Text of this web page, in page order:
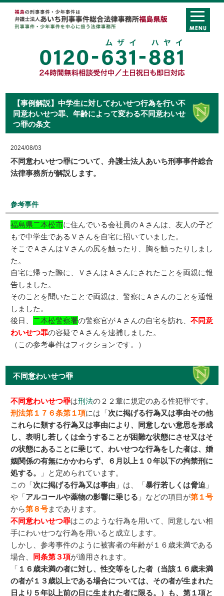
【事例解説】中学生に対してわいせつ行為を行い不
同意わいせつ罪、年齢によって変わる不同意わいせ
つ罪の条文
2024/08/03
不同意わいせつ罪について、弁護士法人あいち刑事事件総合
法律事務所が解説します。
参考事件
福島県二本松市に住んでいる会社員のＡさんは、友人の子ど
もで中学生であるＶさんを自宅に招いていました。
そこでＡさんはＶさんの尻を触ったり、胸を触ったりしまし
た。
自宅に帰った際に、ＶさんはＡさんにされたことを両親に報
告しました。
そのことを聞いたことで両親は、警察にＡさんのことを通報
しました。
後日、
二本松警察署の警察官がＡさんの自宅を訪れ、不同意
わいせつ罪の容疑でＡさんを逮捕しました。
（この参考事件はフィクションです。）
不同意わいせつ罪
不同意わいせつ罪は刑法の２２章に規定のある性犯罪です。
刑法第１７６条第１項には「次に掲げる行為又は事由その他
これらに類する行為又は事由により、同意しない意思を形成
し、表明し若しくは全うすることが困難な状態にさせ又はそ
の状態にあることに乗じて、わいせつな行為をした者は、婚
姻関係の有無にかかわらず、６月以上１０年以下の拘禁刑に
処する。
」と定められています。
この「次に掲げる行為又は事由 」は、「暴行若しくは脅迫 」
や「アルコールや薬物の影響に乗じる 」などの項目が第１号
から第８号まであります。
不同意わいせつ罪はこのような行為を用いて、同意しない相
手にわいせつな行為を用いると成立します。
しかし、参考事件のように被害者の年齢が１６歳未満である
場合、
同条第３項が適用されます。
「 １６歳未満の者に対し、性交等をした者（当該１６歳未満
の者が１３歳以上である場合については、その者が生まれた
日より５年以上前の日に生まれた者に限る。）も、第１項と